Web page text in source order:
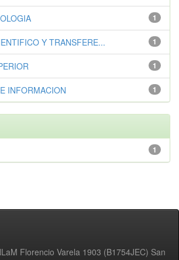
1
1
Y TRANSFERE...
1
1
INFORMACION
1
Florencio Varela 1903 (B1754JEC) San